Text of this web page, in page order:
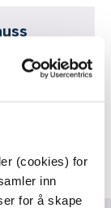
(cookies) for
inn
for å skape
CSCS.